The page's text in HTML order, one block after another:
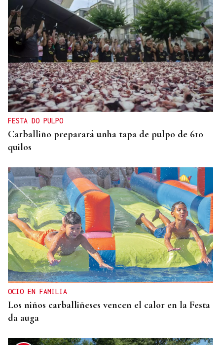
FESTA DO PULPO
Carballiño preparará unha tapa de pulpo de 610
quilos
OCIO EN FAMILIA
Los niños carballiñeses vencen el calor en la Festa
da auga